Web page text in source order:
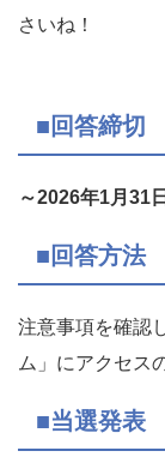
さいね！
■回答締切
～2026年1月31
■回答方法
注意事項を確認
ム」にアクセス
■当選発表